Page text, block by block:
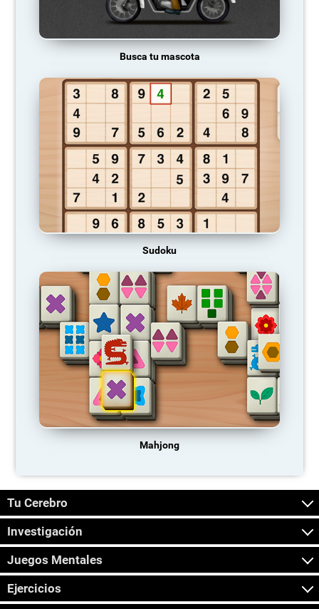
Busca tu mascota
Sudoku
Mahjong
Tu Cerebro
Investigación
Juegos Mentales
Ejercicios